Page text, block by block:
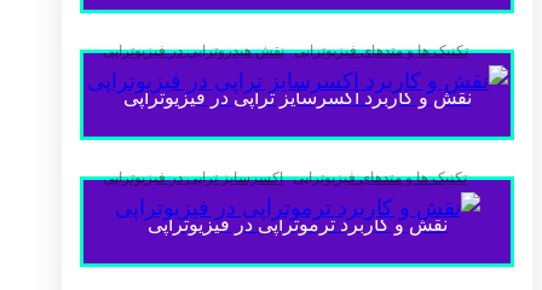
تکنیک ها و متدهای فیزیوتراپی,نقش هیدروتراپی در فیزیوتراپی
نقش و کاربرد اکسرسایز تراپی در فیزیوتراپی
تکنیک ها و متدهای فیزیوتراپی,اکسرسایز تراپی در فیزیوتراپی
نقش و کاربرد ترموتراپی در فیزیوتراپی